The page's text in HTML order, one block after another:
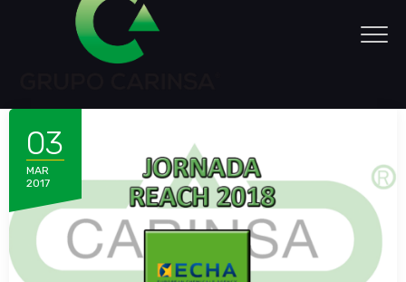
03
MAR
2017